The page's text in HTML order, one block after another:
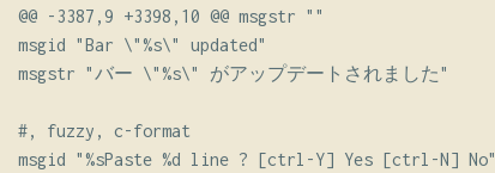
@@ -3387,9 +3398,10 @@ msgstr ""
msgid "Bar \"%s\" updated"
msgstr "バー \"%s\" がアップデートされました"
#, fuzzy, c-format
msgid "%sPaste %d line ? [ctrl-Y] Yes [ctrl-N] No"